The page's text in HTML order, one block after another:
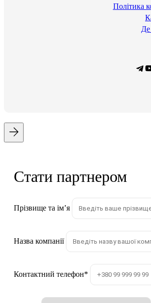
Політика
Стати партнером
Прізвище та імʼя
Назва компанії
Контактний телефон*